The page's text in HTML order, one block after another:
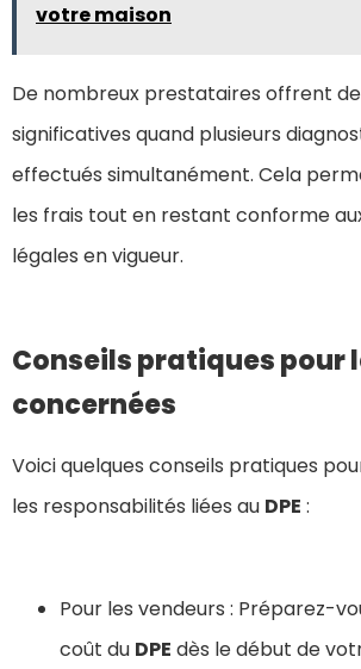
votre maison
De nombreux prestataires offrent
significatives quand plusieurs
effectués simultanément. Cela
les frais tout en restant conforme
légales en vigueur.
Conseils pratiques pour
concernées
Voici quelques conseils pratiques
les responsabilités liées au DPE :
Pour les vendeurs : Préparez-
coût du DPE dès le début de